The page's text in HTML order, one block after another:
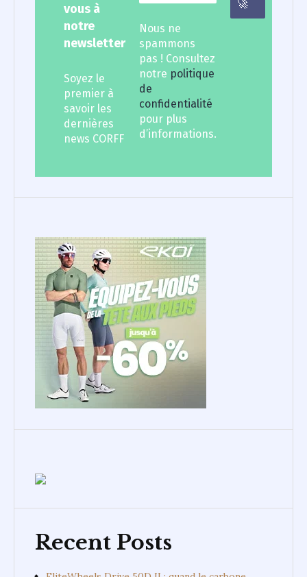
vous à
notre
newsletter
Soyez le
premier à
savoir les
dernières
news CORFF
Nous ne
spammons
pas ! Consultez
notre politique
de
confidentialité
pour plus
d’informations.
Recent Posts